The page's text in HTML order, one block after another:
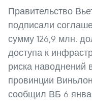
Правительство
подписали
сумму 126,9 млн.
доступа к
риска наводнений
провинции
сообщил ВБ 6